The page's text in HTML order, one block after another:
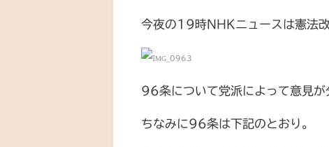
今夜の19時NHKニュースは憲法改
96条について党派によって意見が
ちなみに96条は下記のとおり。